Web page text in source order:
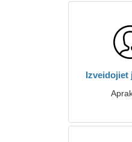
Izveidojiet